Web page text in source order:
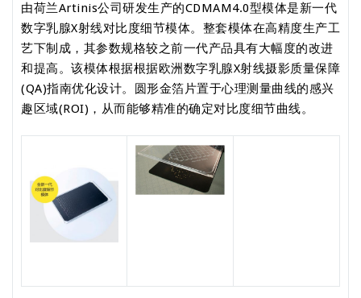
由荷兰Artinis公司研发生产的CDMAM4.0型模体是新一代
数字乳腺X射线对比度细节模体。整套模体在高精度生产工
艺下制成，其参数规格较之前一代产品具有大幅度的改进
和提高。该模体根据根据欧洲数字乳腺X射线摄影质量保障
(QA)指南优化设计。圆形金箔片置于心理测量曲线的感兴
趣区域(ROI)，从而能够精准的确定对比度细节曲线。